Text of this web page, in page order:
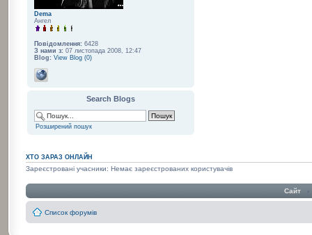
Dema
Ангел
Повідомлення: 6428
З нами з: 07 листопада 2008, 12:47
Blog: View Blog (0)
Search Blogs
Розширений пошук
ХТО ЗАРАЗ ОНЛАЙН
Зареєстровані учасники: Немає зареєстрованих користувачів
Сайт ‹
Список форумів